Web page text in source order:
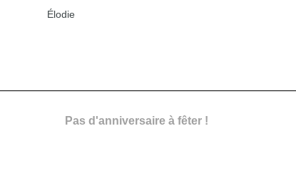
Élodie
Pas d'anniversaire à fêter !